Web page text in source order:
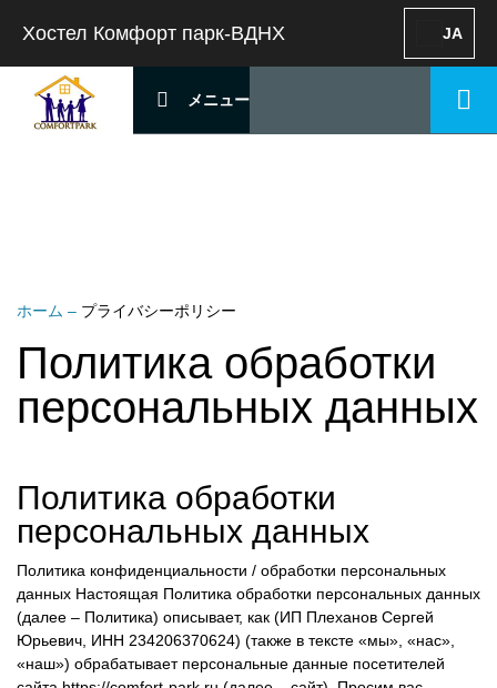
Хостел Комфорт парк-ВДНХ JA
メニュー
ホーム – プライバシーポリシー
Политика обработки
персональных данных
Политика обработки
персональных данных
Политика конфиденциальности / обработки персональных
данных Настоящая Политика обработки персональных данных
(далее – Политика) описывает, как (ИП Плеханов Сергей
Юрьевич , ИНН 234206370624) (также в тексте «мы», «нас»,
«наш») обрабатывает персональные данные посетителей